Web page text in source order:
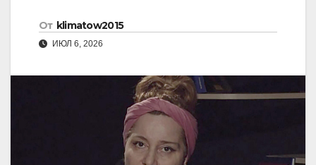
От klimatow2015
ИЮЛ 6, 2026